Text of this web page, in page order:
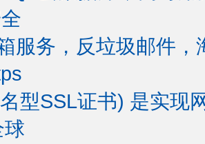
服务，反垃圾邮件，
型SSL证书) 是实现
球